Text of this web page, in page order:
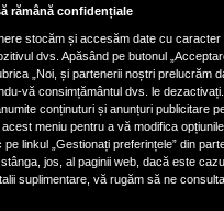
Politica de
rămână confidențiale
stocăm și accesăm date cu
dvs. Apăsând pe butonul
„Noi, și partenerii noștri prelucrăm
vă consimțământul dvs. le
conținuturi și anunțuri publicitare
meniu pentru a vă modifica
linkul „Gestionați preferințele” din
jos, al paginii web, dacă este
suplimentare, vă rugăm să ne